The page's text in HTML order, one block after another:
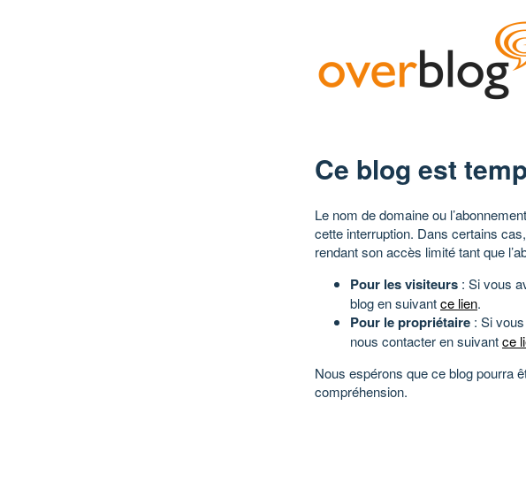
Ce blog est
Le nom de domaine ou
cette interruption. Dans certains
rendant son accès limité tant que
Pour les visiteurs : Si vous
blog en suivantce lien.
Pour le propriétaire : Si
nous contacter en suivantce
Nous espérons que ce blog pourra
compréhension.